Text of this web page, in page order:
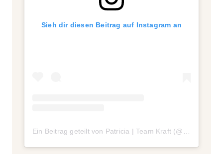
Sieh dir diesen Beitrag auf Instagram an